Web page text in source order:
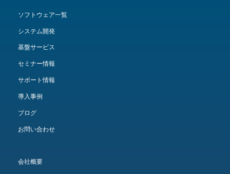
ソフトウェア一覧
システム開発
基盤サービス
セミナー情報
サポート情報
導入事例
ブログ
お問い合わせ
会社概要